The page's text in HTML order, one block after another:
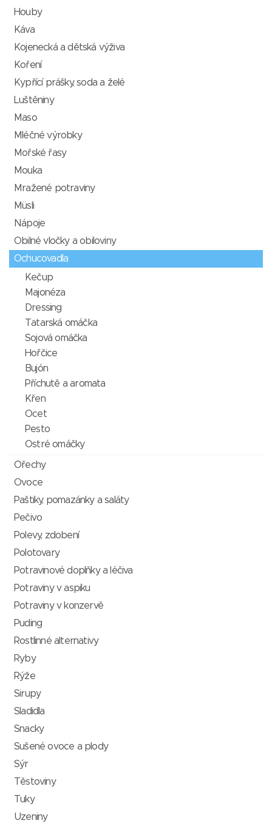
Houby
Káva
Kojenecká a dětská výživa
Koření
Kypřící prášky, soda a želé
Luštěniny
Maso
Mléčné výrobky
Mořské řasy
Mouka
Mražené potraviny
Müsli
Nápoje
Obilné vločky a obiloviny
Ochucovadla
Kečup
Majonéza
Dressing
Tatarská omáčka
Sojová omáčka
Hořčice
Bujón
Příchutě a aromata
Křen
Ocet
Pesto
Ostré omáčky
Ořechy
Ovoce
Paštiky, pomazánky a saláty
Pečivo
Polevy, zdobení
Polotovary
Potravinové doplňky a léčiva
Potraviny v aspiku
Potraviny v konzervě
Puding
Rostlinné alternativy
Ryby
Rýže
Sirupy
Sladidla
Snacky
Sušené ovoce a plody
Sýr
Těstoviny
Tuky
Uzeniny